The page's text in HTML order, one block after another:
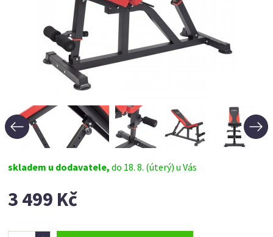
skladem u dodavatele,do 18. 8. (úterý) u Vás
3 499 Kč